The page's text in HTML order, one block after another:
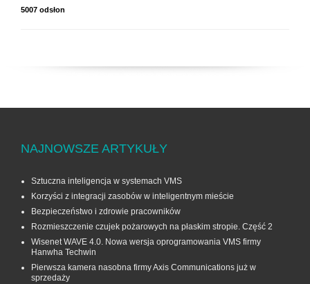
5007 odsłon
NAJNOWSZE ARTYKUŁY
Sztuczna inteligencja w systemach VMS
Korzyści z integracji zasobów w inteligentnym mieście
Bezpieczeństwo i zdrowie pracowników
Rozmieszczenie czujek pożarowych na płaskim stropie. Część 2
Wisenet WAVE 4.0. Nowa wersja oprogramowania VMS firmy
Hanwha Techwin
Pierwsza kamera nasobna firmy Axis Communications już w
sprzedaży